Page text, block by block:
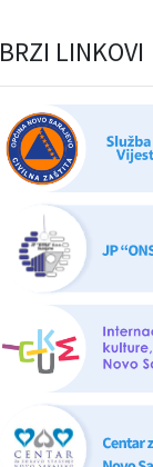
BRZI LINKOVI